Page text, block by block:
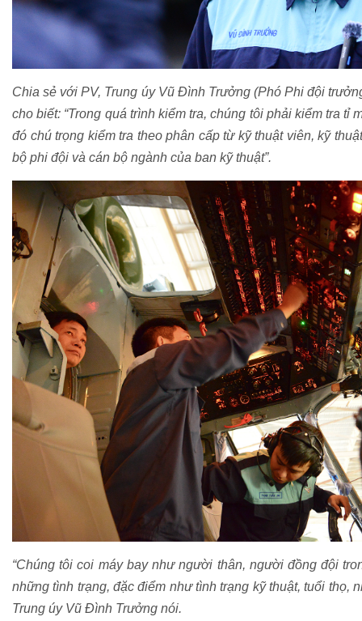
Chia sẻ với PV, Trung úy Vũ Đình Trưởng (Phó Phi đội
cho biết: “Trong quá trình kiểm tra, chúng tôi phải kiểm tra tỉ
đó chú trọng kiểm tra theo phân cấp từ kỹ thuật viên, kỹ
bộ phi đội và cán bộ ngành của ban kỹ thuật”.
“Chúng tôi coi máy bay như người thân, người đồng đội
những tình trạng, đặc điểm như tình trạng kỹ thuật, tuổi thọ,
Trung úy Vũ Đình Trưởng nói.